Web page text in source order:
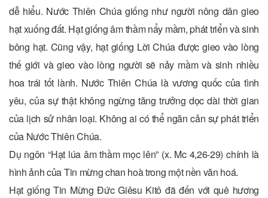
dễ hiểu. Nước Thiên Chúa giống như người nông dân gieo
hạt xuống đất. Hạt giống âm thầm nẩy mầm, phát triển và sinh
bông hạt. Cũng vậy, hạt giống Lời Chúa được gieo vào lòng
thế giới và gieo vào lòng người sẽ nảy mầm và sinh nhiều
hoa trái tốt lành. Nước Thiên Chúa là vương quốc của tình
yêu, của sự thật không ngừng tăng trưởng dọc dài thời gian
của lịch sử nhân loại. Không ai có thể ngăn cản sự phát triển
của Nước Thiên Chúa.
Dụ ngôn “Hạt lúa âm thầm mọc lên” (x. Mc 4,26-29) chính là
hình ảnh của Tin mừng chan hoà trong một nền văn hoá.
Hạt giống Tin Mừng Đức Giêsu Kitô đã đến với quê hương